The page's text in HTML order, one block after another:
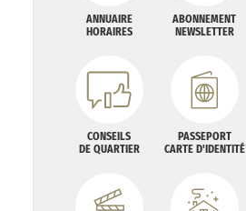
ANNUAIRE
HORAIRES
ABONNEMENT
NEWSLETTER
CONSEILS
DE QUARTIER
PASSEPORT
CARTE D'IDENTITÉ